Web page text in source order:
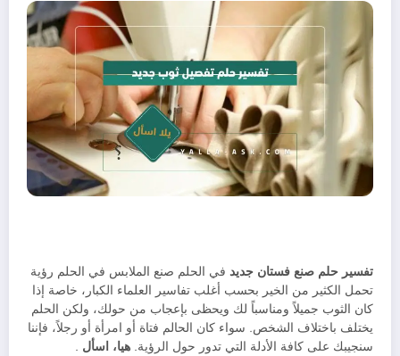
تفسير حلم صنع فستان جديد في الحلم صنع الملابس في الحلم رؤية
تحمل الكثير من الخير بحسب أغلب تفاسير العلماء الكبار، خاصة إذا
كان الثوب جميلاً ومناسباً لك ويحظى بإعجاب من حولك، ولكن الحلم
يختلف باختلاف الشخص. سواء كان الحالم فتاة أو امرأة أو رجلاً، فإننا
سنجيبك على كافة الأدلة التي تدور حول الرؤية. هيا، اسأل .